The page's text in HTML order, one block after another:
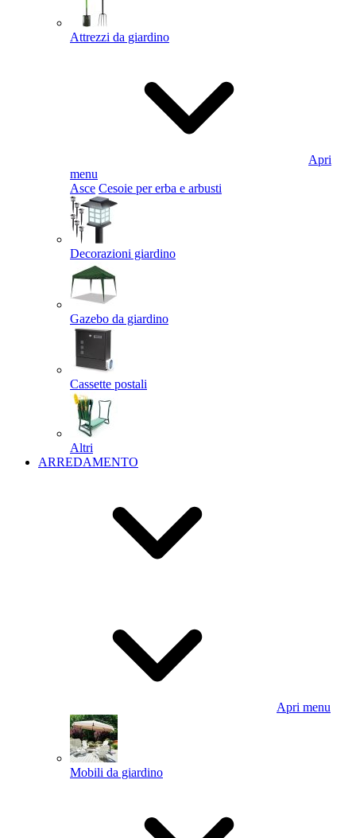
Attrezzi da giardino
Apri
menu
Asce Cesoie per erba e arbusti
Decorazioni giardino
Gazebo da giardino
Cassette postali
Altri
ARREDAMENTO
Apri menu
Mobili da giardino